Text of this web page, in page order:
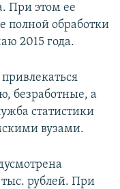
При этом ее
полной обработки
2015 года.
безработные, а
статистики
вузами.
тыс. рублей. При